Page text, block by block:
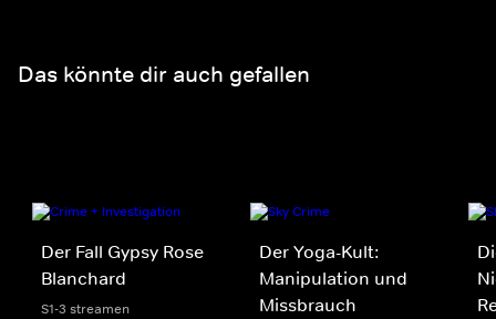
Das könnte dir auch gefallen
Der Fall Gypsy Rose
Blanchard
S1-3 streamen
Der Yoga-Kult:
Manipulation und
Missbrauch